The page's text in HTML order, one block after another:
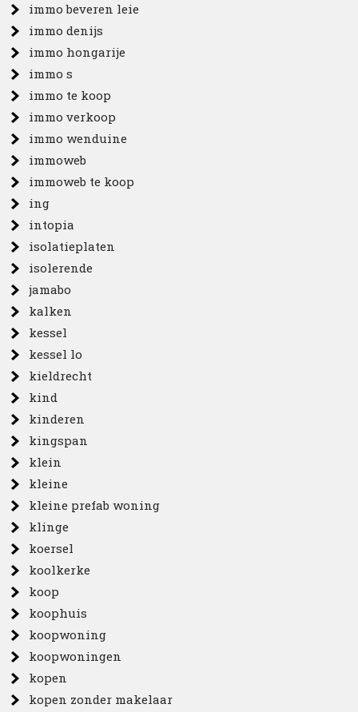
immo beveren leie
immo denijs
immo hongarije
immo s
immo te koop
immo verkoop
immo wenduine
immoweb
immoweb te koop
ing
intopia
isolatieplaten
isolerende
jamabo
kalken
kessel
kessel lo
kieldrecht
kind
kinderen
kingspan
klein
kleine
kleine prefab woning
klinge
koersel
koolkerke
koop
koophuis
koopwoning
koopwoningen
kopen
kopen zonder makelaar